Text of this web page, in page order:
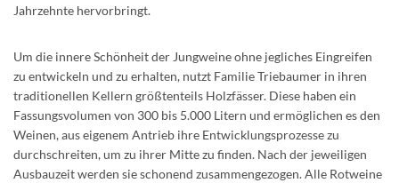
Jahrzehnte hervorbringt.
Um die innere Schönheit der Jungweine ohne jegliches Eingreifen
zu entwickeln und zu erhalten, nutzt Familie Triebaumer in ihren
traditionellen Kellern größtenteils Holzfässer. Diese haben ein
Fassungsvolumen von 300 bis 5.000 Litern und ermöglichen es den
Weinen, aus eigenem Antrieb ihre Entwicklungsprozesse zu
durchschreiten, um zu ihrer Mitte zu finden. Nach der jeweiligen
Ausbauzeit werden sie schonend zusammengezogen. Alle Rotweine